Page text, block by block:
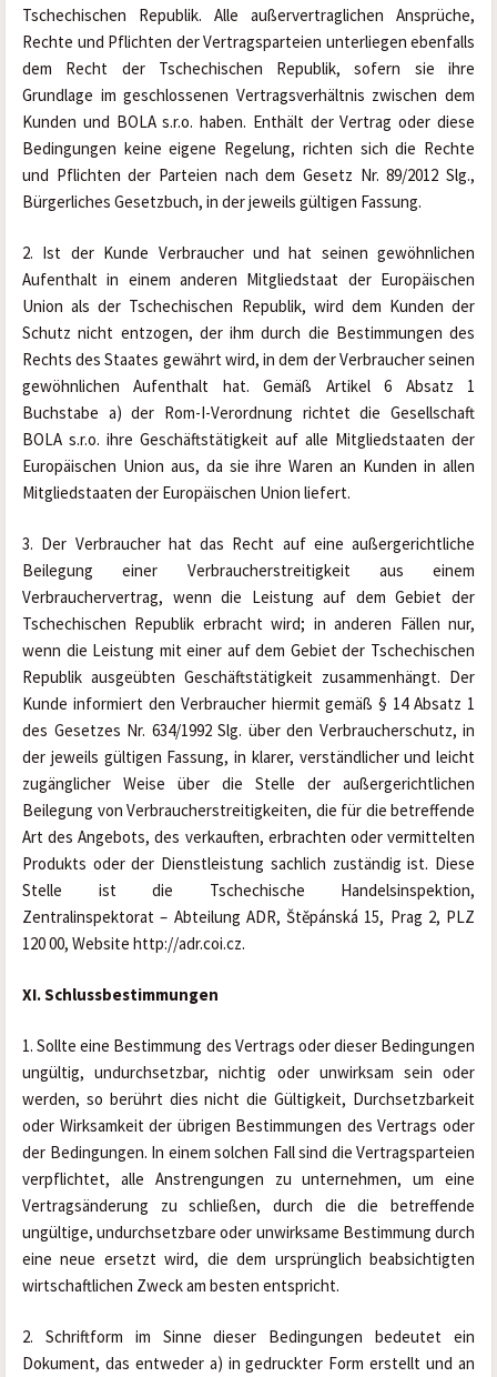
Tschechischen Republik. Alle außervertraglichen Ansprüche,
Rechte und Pflichten der Vertragsparteien unterliegen ebenfalls
dem Recht der Tschechischen Republik, sofern sie ihre
Grundlage im geschlossenen Vertragsverhältnis zwischen dem
Kunden und BOLA s.r.o. haben. Enthält der Vertrag oder diese
Bedingungen keine eigene Regelung, richten sich die Rechte
und Pflichten der Parteien nach dem Gesetz Nr. 89/2012 Slg.,
Bürgerliches Gesetzbuch, in der jeweils gültigen Fassung.
2. Ist der Kunde Verbraucher und hat seinen gewöhnlichen
Aufenthalt in einem anderen Mitgliedstaat der Europäischen
Union als der Tschechischen Republik, wird dem Kunden der
Schutz nicht entzogen, der ihm durch die Bestimmungen des
Rechts des Staates gewährt wird, in dem der Verbraucher seinen
gewöhnlichen Aufenthalt hat. Gemäß Artikel 6 Absatz 1
Buchstabe a) der Rom-I-Verordnung richtet die Gesellschaft
BOLA s.r.o. ihre Geschäftstätigkeit auf alle Mitgliedstaaten der
Europäischen Union aus, da sie ihre Waren an Kunden in allen
Mitgliedstaaten der Europäischen Union liefert.
3. Der Verbraucher hat das Recht auf eine außergerichtliche
Beilegung einer Verbraucherstreitigkeit aus einem
Verbrauchervertrag, wenn die Leistung auf dem Gebiet der
Tschechischen Republik erbracht wird; in anderen Fällen nur,
wenn die Leistung mit einer auf dem Gebiet der Tschechischen
Republik ausgeübten Geschäftstätigkeit zusammenhängt. Der
Kunde informiert den Verbraucher hiermit gemäß § 14 Absatz 1
des Gesetzes Nr. 634/1992 Slg. über den Verbraucherschutz, in
der jeweils gültigen Fassung, in klarer, verständlicher und leicht
zugänglicher Weise über die Stelle der außergerichtlichen
Beilegung von Verbraucherstreitigkeiten, die für die betreffende
Art des Angebots, des verkauften, erbrachten oder vermittelten
Produkts oder der Dienstleistung sachlich zuständig ist. Diese
Stelle ist die Tschechische Handelsinspektion,
Zentralinspektorat – Abteilung ADR, Štěpánská 15, Prag 2, PLZ
120 00, Website http://adr.coi.cz.
XI. Schlussbestimmungen
1. Sollte eine Bestimmung des Vertrags oder dieser Bedingungen
ungültig, undurchsetzbar, nichtig oder unwirksam sein oder
werden, so berührt dies nicht die Gültigkeit, Durchsetzbarkeit
oder Wirksamkeit der übrigen Bestimmungen des Vertrags oder
der Bedingungen. In einem solchen Fall sind die Vertragsparteien
verpflichtet, alle Anstrengungen zu unternehmen, um eine
Vertragsänderung zu schließen, durch die die betreffende
ungültige, undurchsetzbare oder unwirksame Bestimmung durch
eine neue ersetzt wird, die dem ursprünglich beabsichtigten
wirtschaftlichen Zweck am besten entspricht.
2. Schriftform im Sinne dieser Bedingungen bedeutet ein
Dokument, das entweder a) in gedruckter Form erstellt und an